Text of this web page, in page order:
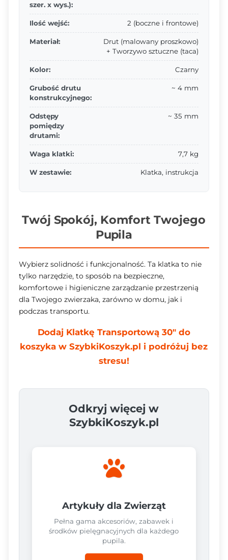
szer. x wys.):
Ilość wejść: 2 (boczne i frontowe)
Materiał:
Drut (malowany proszkowo)
+ Tworzywo sztuczne (taca)
Kolor: Czarny
Grubość drutu
konstrukcyjnego:
~ 4 mm
Odstępy
pomiędzy
drutami:
~ 35 mm
Waga klatki: 7,7 kg
W zestawie: Klatka, instrukcja
Twój Spokój, Komfort Twojego
Pupila
Wybierz solidność i funkcjonalność. Ta klatka to nie
tylko narzędzie, to sposób na bezpieczne,
komfortowe i higieniczne zarządzanie przestrzenią
dla Twojego zwierzaka, zarówno w domu, jak i
podczas transportu.
Dodaj Klatkę Transportową 30" do
koszyka w SzybkiKoszyk.pl i podróżuj bez
stresu!
Odkryj więcej w
SzybkiKoszyk.pl
Artykuły dla Zwierząt
Pełna gama akcesoriów, zabawek i
środków pielęgnacyjnych dla każdego
pupila.